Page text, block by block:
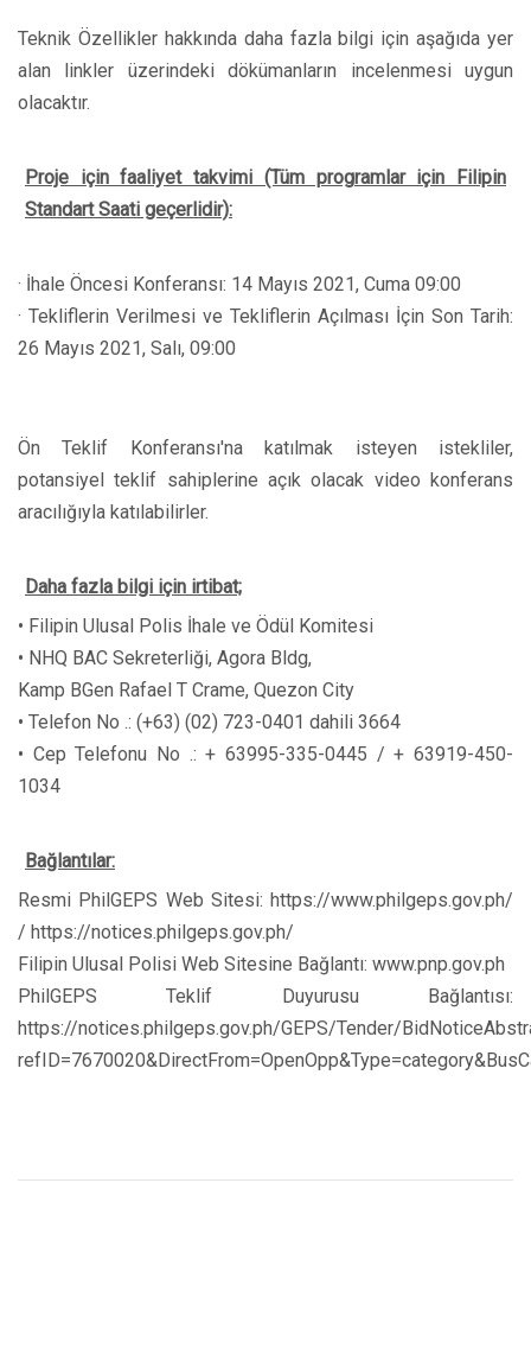
Teknik Özellikler hakkında daha fazla bilgi için aşağıda yer
alan linkler üzerindeki dökümanların incelenmesi uygun
olacaktır.
Proje için faaliyet takvimi (Tüm programlar için Filipin
Standart Saati geçerlidir):
· İhale Öncesi Konferansı: 14 Mayıs 2021, Cuma 09:00
· Tekliflerin Verilmesi ve Tekliflerin Açılması İçin Son Tarih:
26 Mayıs 2021, Salı, 09:00
Ön Teklif Konferansı'na katılmak isteyen istekliler,
potansiyel teklif sahiplerine açık olacak video konferans
aracılığıyla katılabilirler.
Daha fazla bilgi için irtibat;
• Filipin Ulusal Polis İhale ve Ödül Komitesi
• NHQ BAC Sekreterliği, Agora Bldg,
Kamp BGen Rafael T Crame, Quezon City
• Telefon No .: (+63) (02) 723-0401 dahili 3664
• Cep Telefonu No .: + 63995-335-0445 / + 63919-450-
1034
Bağlantılar:
Resmi PhilGEPS Web Sitesi: https://www.philgeps.gov.ph/
/ https://notices.philgeps.gov.ph/
Filipin Ulusal Polisi Web Sitesine Bağlantı: www.pnp.gov.ph
PhilGEPS Teklif Duyurusu Bağlantısı:
https://notices.philgeps.gov.ph/GEPS/Tender/